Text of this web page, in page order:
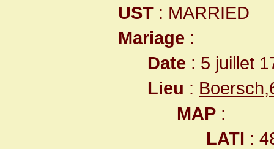
UST : MARRIED
Mariage :
Date : 5 juillet
Lieu :
MAP :
LATI :